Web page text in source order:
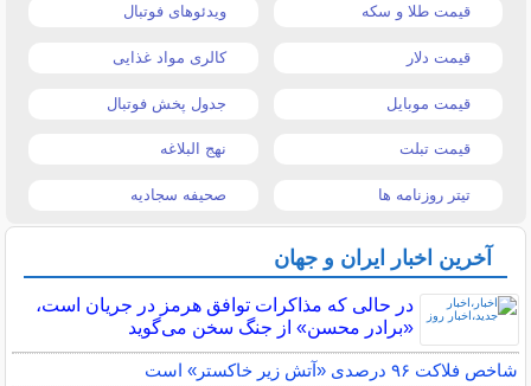
قیمت طلا و سکه ویدئوهای فوتبال
قیمت دلار کالری مواد غذایی
قیمت موبایل جدول پخش فوتبال
قیمت تبلت نهج البلاغه
تیتر روزنامه ها صحیفه سجادیه
آخرین اخبار ایران و جهان
در حالی که مذاکرات توافق هرمز در جریان است،
«برادر محسن» از جنگ سخن می‌گوید
شاخص فلاکت ۹۶ درصدی «آتش زیر خاکستر» است